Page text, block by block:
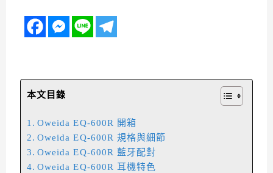
本文目錄
Oweida EQ-600R 開箱
Oweida EQ-600R 規格與細節
Oweida EQ-600R 藍牙配對
Oweida EQ-600R 耳機特色